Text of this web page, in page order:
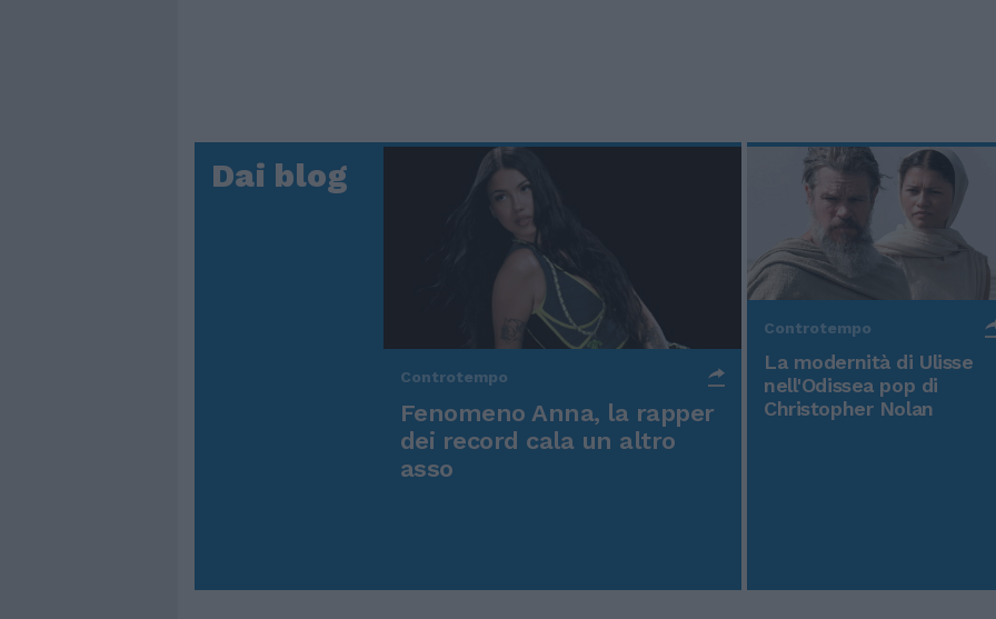
Dai blog
Controtempo
Fenomeno Anna, la rapper
dei record cala un altro
asso
Controtempo
La modernità di Ulisse
nell'Odissea pop di
Christopher Nolan